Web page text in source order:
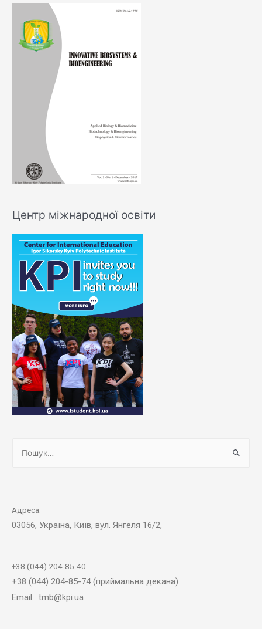
Центр міжнародної освіти
Адреса:
03056, Україна, Київ, вул. Янгеля 16/2,
+38 (044) 204-85-40
+38 (044) 204-85-74 (приймальна декана)
Email: tmb@kpi.ua